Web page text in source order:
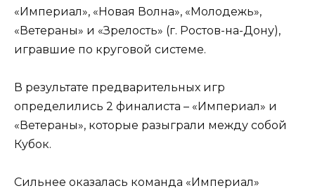
«Империал», «Новая Волна», «Молодежь»,
«Ветераны» и «Зрелость» (г. Ростов-на-Дону),
игравшие по круговой системе.
В результате предварительных игр
определились 2 финалиста – «Империал» и
«Ветераны», которые разыграли между собой
Кубок.
Сильнее оказалась команда «Империал»